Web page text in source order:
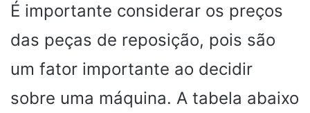
É importante considerar os preços
das peças de reposição, pois são
um fator importante ao decidir
sobre uma máquina. A tabela abaixo